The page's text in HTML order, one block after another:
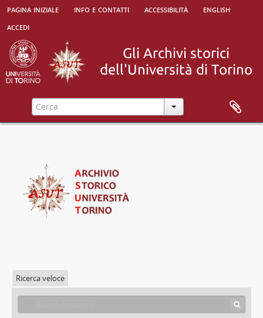
pagina iniziale info e contatti accessibilità
english
accedi
Ricerca veloce
[Fondo] Scuola di Ostetricia dell'Università di Torino, 1859 - 1923
[Serie] Registri della carriera scolastica (matricola), 1889 - 1922